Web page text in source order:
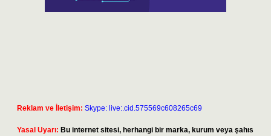
Reklam ve İletişim: Skype: live:.cid.575569c608265c69
Yasal Uyarı: Bu internet sitesi, herhangi bir marka, kurum veya şahıs